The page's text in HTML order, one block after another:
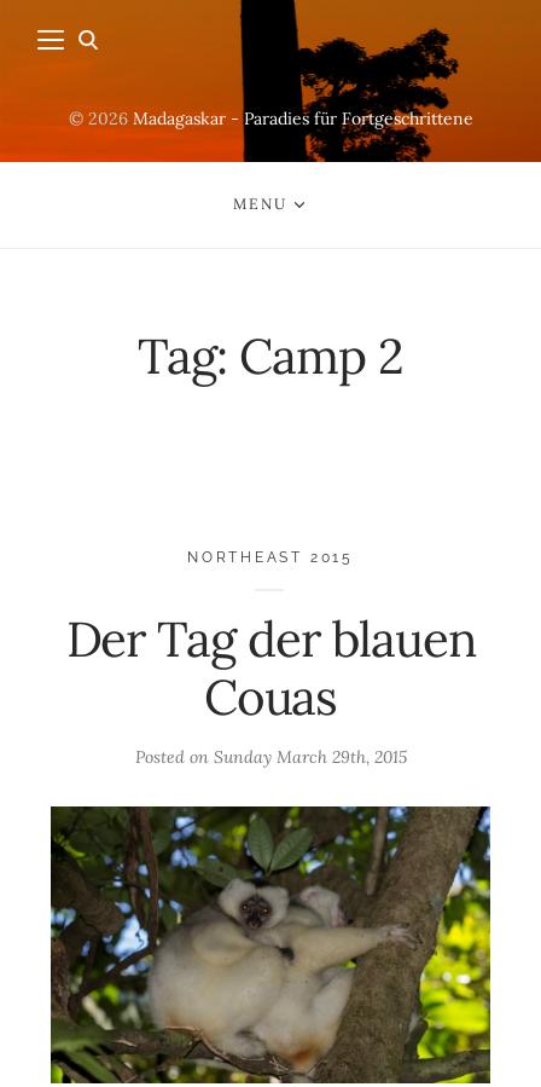
© 2026 Madagaskar - Paradies für Fortgeschrittene
MENU
Tag: Camp 2
NORTHEAST 2015
Der Tag der blauen
Couas
Posted on Sunday March 29th, 2015